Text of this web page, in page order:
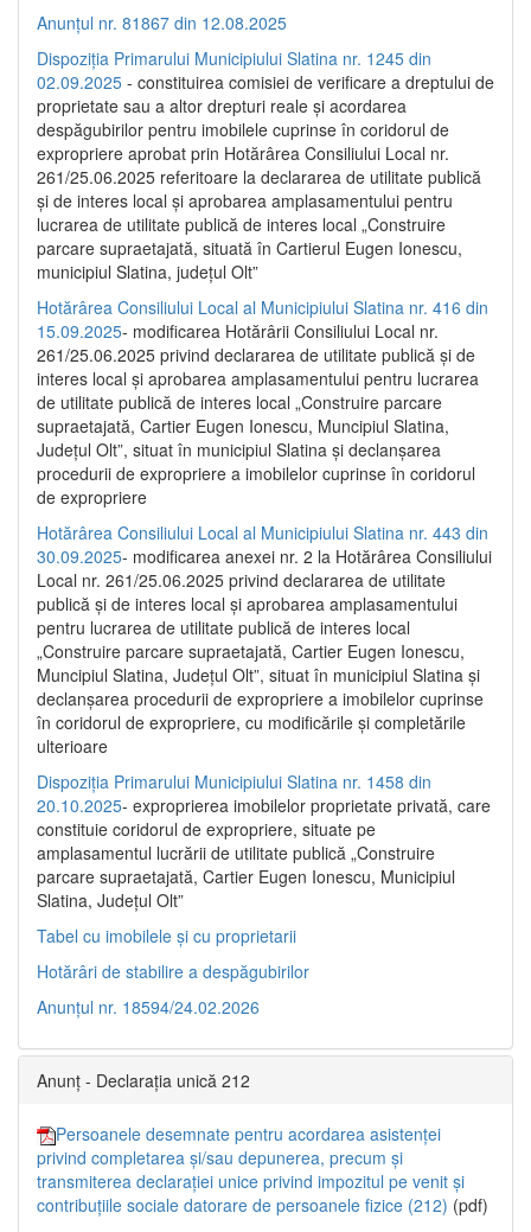
Anunțul nr. 81867 din 12.08.2025
Dispoziția Primarului Municipiului Slatina nr. 1245 din
02.09.2025 - constituirea comisiei de verificare a dreptului de
proprietate sau a altor drepturi reale și acordarea
despăgubirilor pentru imobilele cuprinse în coridorul de
expropriere aprobat prin Hotărârea Consiliului Local nr.
261/25.06.2025 referitoare la declararea de utilitate publică
și de interes local și aprobarea amplasamentului pentru
lucrarea de utilitate publică de interes local „Construire
parcare supraetajată, situată în Cartierul Eugen Ionescu,
municipiul Slatina, județul Olt”
Hotărârea Consiliului Local al Municipiului Slatina nr. 416 din
15.09.2025- modificarea Hotărârii Consiliului Local nr.
261/25.06.2025 privind declararea de utilitate publică și de
interes local și aprobarea amplasamentului pentru lucrarea
de utilitate publică de interes local „Construire parcare
supraetajată, Cartier Eugen Ionescu, Muncipiul Slatina,
Județul Olt”, situat în municipiul Slatina și declanșarea
procedurii de expropriere a imobilelor cuprinse în coridorul
de expropriere
Hotărârea Consiliului Local al Municipiului Slatina nr. 443 din
30.09.2025- modificarea anexei nr. 2 la Hotărârea Consiliului
Local nr. 261/25.06.2025 privind declararea de utilitate
publică şi de interes local şi aprobarea amplasamentului
pentru lucrarea de utilitate publică de interes local
„Construire parcare supraetajată, Cartier Eugen Ionescu,
Muncipiul Slatina, Judeţul Olt”, situat în municipiul Slatina şi
declanşarea procedurii de expropriere a imobilelor cuprinse
în coridorul de expropriere, cu modificările şi completările
ulterioare
Dispoziția Primarului Municipiului Slatina nr. 1458 din
20.10.2025- exproprierea imobilelor proprietate privată, care
constituie coridorul de expropriere, situate pe
amplasamentul lucrării de utilitate publică „Construire
parcare supraetajată, Cartier Eugen Ionescu, Municipiul
Slatina, Județul Olt”
Tabel cu imobilele și cu proprietarii
Hotărâri de stabilire a despăgubirilor
Anunțul nr. 18594/24.02.2026
Anunț - Declarația unică 212
Persoanele desemnate pentru acordarea asistenței
privind completarea și/sau depunerea, precum și
transmiterea declarației unice privind impozitul pe venit și
contribuțiile sociale datorare de persoanele fizice (212) (pdf)